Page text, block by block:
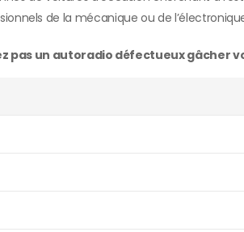
de la mécanique ou de
pas un autoradio défectueux gâcher